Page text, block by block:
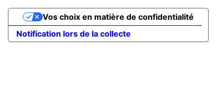
Notification lors de la collecte
Vos choix en matière de confidentialité